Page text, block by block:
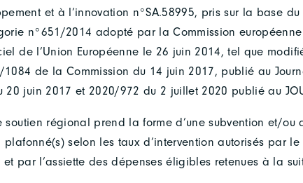
et à l’innovation n°SA.58995, pris sur la base
n°651/2014 adopté par la Commission
de l’Union Européenne le 26 juin 2014, tel que
1084 de la Commission du 14 juin 2017, publié au
20 juin 2017 et 2020/972 du 2 juillet 2020 publié au
soutien régional prend la forme d’une subvention et/ou
plafonné(s) selon les taux d’intervention autorisés par
et par l’assiette des dépenses éligibles retenues à la